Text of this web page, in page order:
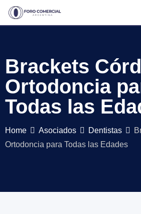
Skip
Brackets
Ortodoncia
Todas las
Home Asociados Dentistas
Ortodoncia para Todas las Edades